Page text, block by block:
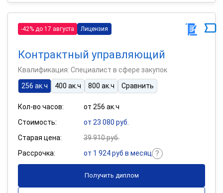
-42% до 17 августа Лицензия
Контрактный управляющий
Квалификация: Специалист в сфере закупок
256 ак.ч
400 ак.ч 800 ак.ч Сравнить
Кол-во часов:
от 256 ак.ч
Стоимость:
от 23 080 руб.
Старая цена:
39 910 руб.
Рассрочка:
от 1 924 руб в месяц
Получить диплом